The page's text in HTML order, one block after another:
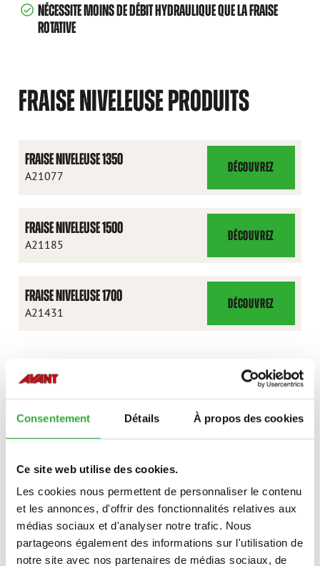
Consentement Détails À propos des cookies
Ce site web utilise des cookies.
Les cookies nous permettent de personnaliser le contenu
et les annonces, d'offrir des fonctionnalités relatives aux
médias sociaux et d'analyser notre trafic. Nous
partageons également des informations sur l'utilisation de
notre site avec nos partenaires de médias sociaux, de
NÉCESSITE MOINS DE DÉBIT HYDRAULIQUE QUE LA FRAISE
ROTATIVE
FRAISE NIVELEUSE PRODUITS
FRAISE NIVELEUSE 1350
A21077
DÉCOUVREZ
FRAISE
NIVELEUSE
1350
FRAISE NIVELEUSE 1500
A21185
DÉCOUVREZ
FRAISE
NIVELEUSE
1500
FRAISE NIVELEUSE 1700
A21431
DÉCOUVREZ
FRAISE
NIVELEUSE
CONTACTEZ-NOUS
CONTACTEZ-NOUS